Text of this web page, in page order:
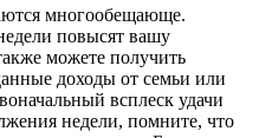
многообещающе.
повысят вашу
можете получить
доходы от семьи или
всплеск удачи
недели, помните, что